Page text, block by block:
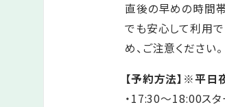
直後の早めの時間
でも安心して利用
め、ご注意ください。
【予約方法】※平日
・17:30～18:00スタ